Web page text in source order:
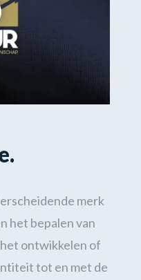
.
merk
het bepalen van
ontwikkelen of
tot en met de